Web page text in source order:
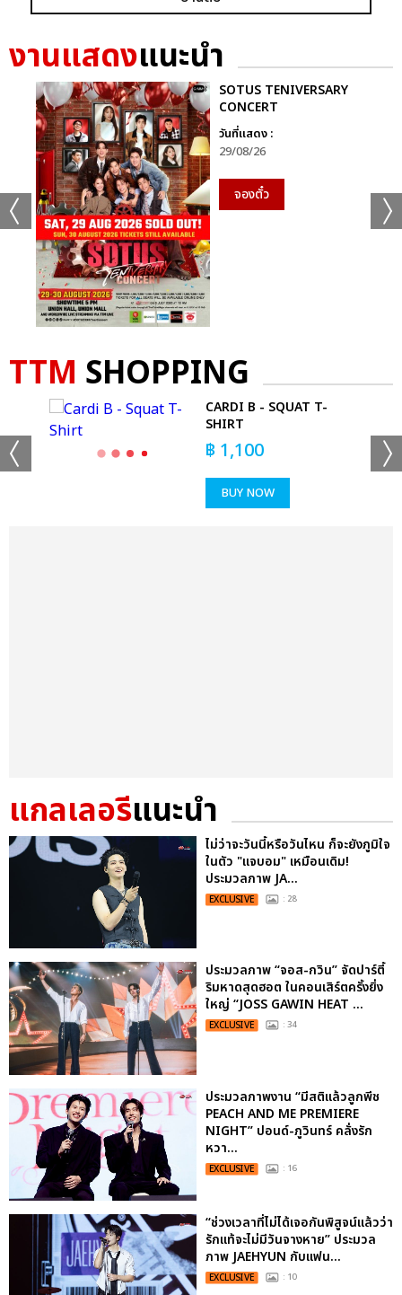
งานแสดงแนะนำ
SOTUS TENIVERSARY
CONCERT
วันที่แสดง :
29/08/26
จองตั๋ว
TTM SHOPPING
CARDI B - SQUAT T-
SHIRT
฿ 1,100
BUY NOW
แกลเลอรีแนะนำ
ไม่ว่าจะวันนี้หรือวันไหน ก็จะยังภูมิใจ
ในตัว "แจบอม" เหมือนเดิม!
ประมวลภาพ JA...
EXCLUSIVE : 28
ประมวลภาพ “จอส-กวิน” จัดปาร์ตี้
ริมหาดสุดฮอต ในคอนเสิร์ตครั้งยิ่ง
ใหญ่ “JOSS GAWIN HEAT ...
EXCLUSIVE : 34
ประมวลภาพงาน “มีสติแล้วลูกพีช
PEACH AND ME PREMIERE
NIGHT” ปอนด์-ภูวินทร์ คลั่งรัก
หวา...
EXCLUSIVE : 16
“ช่วงเวลาที่ไม่ได้เจอกันพิสูจน์แล้วว่า
รักแท้จะไม่มีวันจางหาย” ประมวล
ภาพ JAEHYUN กับแฟน...
EXCLUSIVE : 10